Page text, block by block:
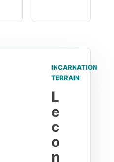
INCARNATION
TERRAIN
L
e
c
o
n